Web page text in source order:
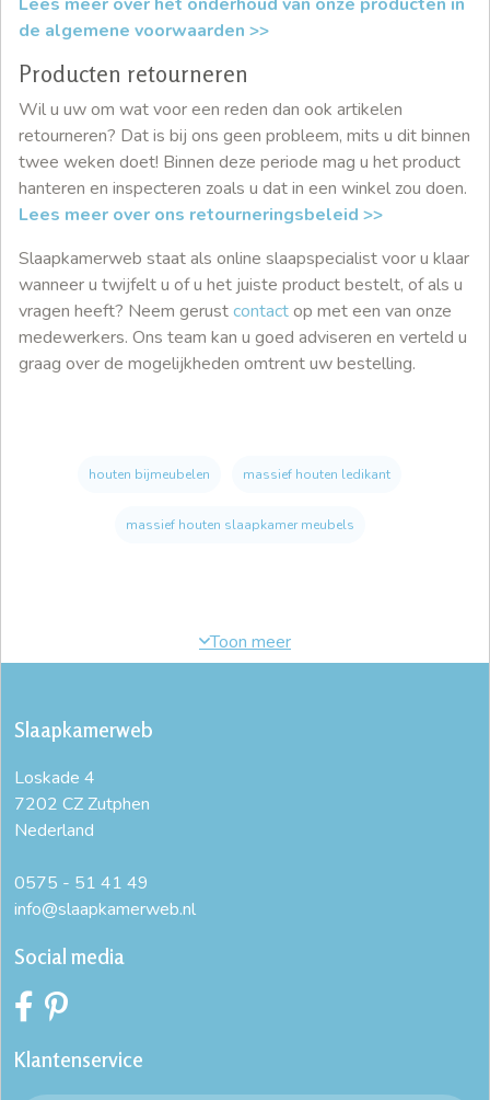
de algemene voorwaarden >>
Producten retourneren
Wil u uw om wat voor een reden dan ook artikelen
retourneren? Dat is bij ons geen probleem, mits u dit binnen
twee weken doet! Binnen deze periode mag u het product
hanteren en inspecteren zoals u dat in een winkel zou doen.
Lees meer over ons retourneringsbeleid >>
Slaapkamerweb staat als online slaapspecialist voor u klaar
wanneer u twijfelt u of u het juiste product bestelt, of als u
vragen heeft? Neem gerustcontactop met een van onze
medewerkers. Ons team kan u goed adviseren en verteld u
graag over de mogelijkheden omtrent uw bestelling.
houten bijmeubelen massief houten ledikant
massief houten slaapkamer meubels
Slaapkamerweb
Loskade 4
7202 CZ Zutphen
Nederland
0575 - 51 41 49
info@slaapkamerweb.nl
Social media
Klantenservice